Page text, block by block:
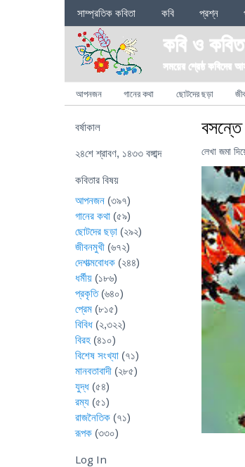
Sections
সাম্প্রতিক কবিতা কবি প্রশ্ন
কবি ও
সময়ের শ্রেষ্ঠ কবিদের
Categories
আপনজন গানের কথা ছোটদের ছড়া
লেখা জমা
বর্ষাকাল
২৪শে শ্রাবণ, ১৪৩৩ বঙ্গাব্দ
কবিতার বিষয়
আপনজন (৩৯৭)
গানের কথা (৫৯)
ছোটদের ছড়া (২৯২)
জীবনমুখী (৬৭২)
দেশাত্মবোধক (২৪৪)
ধর্মীয় (১৮৬)
প্রকৃতি(৬৪০)
প্রেম (৮১৫)
বিবিধ (২,৩২২)
বিরহ (৪১০)
বিশেষ সংখ্যা (৭১)
মানবতাবাদী (২৮৫)
যুদ্ধ (৫৪)
রম্য (৫১)
রাজনৈতিক (৭১)
রূপক (৩৩০)
Log In